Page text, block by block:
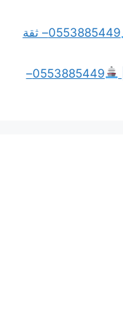
0553885449– ثقة
0553885449–